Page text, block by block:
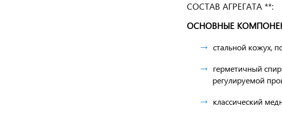
СОСТАВ АГРЕГАТА **:
ОСНОВНЫЕ
стальной кожух,
герметичный
регулируемой
классический